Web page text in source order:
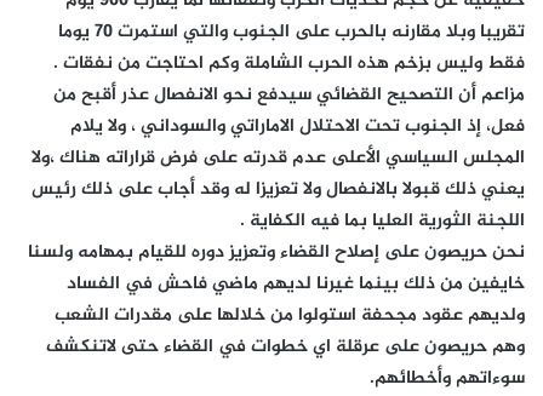
تقريبا وبلا مقارنه بالحرب على الجنوب والتي استمرت 70 يوما
فقط وليس بزخم هذه الحرب الشاملة وكم احتاجت من نفقات .
مزاعم أن التصحيح القضائي سيدفع نحو الانفصال عذر أقبح من
فعل، إذ الجنوب تحت الاحتلال الاماراتي والسوداني ، ولا يلام
المجلس السياسي الأعلى عدم قدرته على فرض قراراته هناك ،ولا
يعني ذلك قبولا بالانفصال ولا تعزيزا له وقد أجاب على ذلك رئيس
اللجنة الثورية العليا بما فيه الكفاية .
نحن حريصون على إصلاح القضاء وتعزيز دوره للقيام بمهامه ولسنا
خايفين من ذلك بينما غيرنا لديهم ماضي فاحش في الفساد
ولديهم عقود مجحفة استولوا من خلالها على مقدرات الشعب
وهم حريصون على عرقلة اي خطوات في القضاء حتى لاتنكشف
سوءاتهم وأخطائهم.